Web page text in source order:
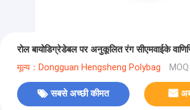
रोल बायोडिग्रेडेबल पर अनुकूलित रंग सीएमवाईके
मूल्य：Dongguan Hengsheng Polybag
सबसे अच्छी कीमत